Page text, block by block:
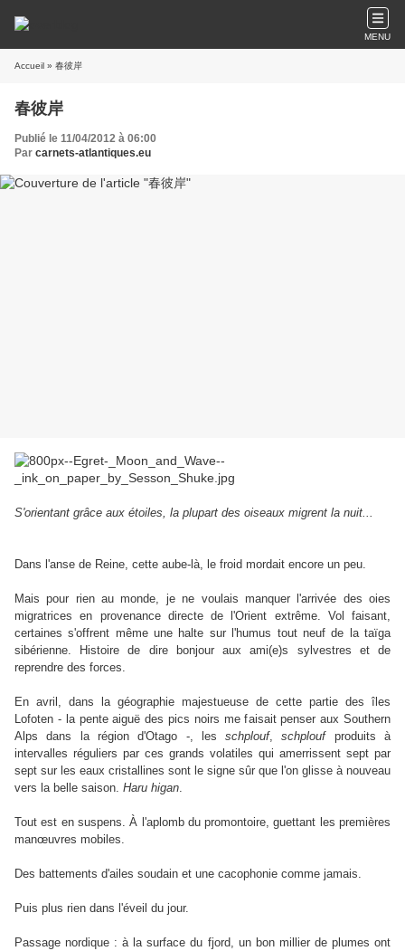
MENU
Accueil » 春彼岸
春彼岸
Publié le 11/04/2012 à 06:00
Par carnets-atlantiques.eu
S'orientant grâce aux étoiles, la plupart des oiseaux migrent la nuit...
Dans l'anse de Reine, cette aube-là, le froid mordait encore un peu.
Mais pour rien au monde, je ne voulais manquer l'arrivée des oies
migratrices en provenance directe de l'Orient extrême. Vol faisant,
certaines s'offrent même une halte sur l'humus tout neuf de la taïga
sibérienne. Histoire de dire bonjour aux ami(e)s sylvestres et de
reprendre des forces.
En avril, dans la géographie majestueuse de cette partie des îles
Lofoten - la pente aiguë des pics noirs me faisait penser aux Southern
Alps dans la région d'Otago -, lesschplouf,schploufproduits à
intervalles réguliers par ces grands volatiles qui amerrissent sept par
sept sur les eaux cristallines sont le signe sûr que l'on glisse à nouveau
vers la belle saison. Haru higan.
Tout est en suspens. À l'aplomb du promontoire, guettant les premières
manœuvres mobiles.
Des battements d'ailes soudain et une cacophonie comme jamais.
Puis plus rien dans l'éveil du jour.
Passage nordique : à la surface du fjord, un bon millier de plumes ont